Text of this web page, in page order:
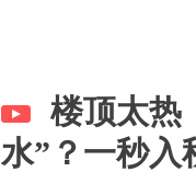
楼顶太热
水”？一秒入